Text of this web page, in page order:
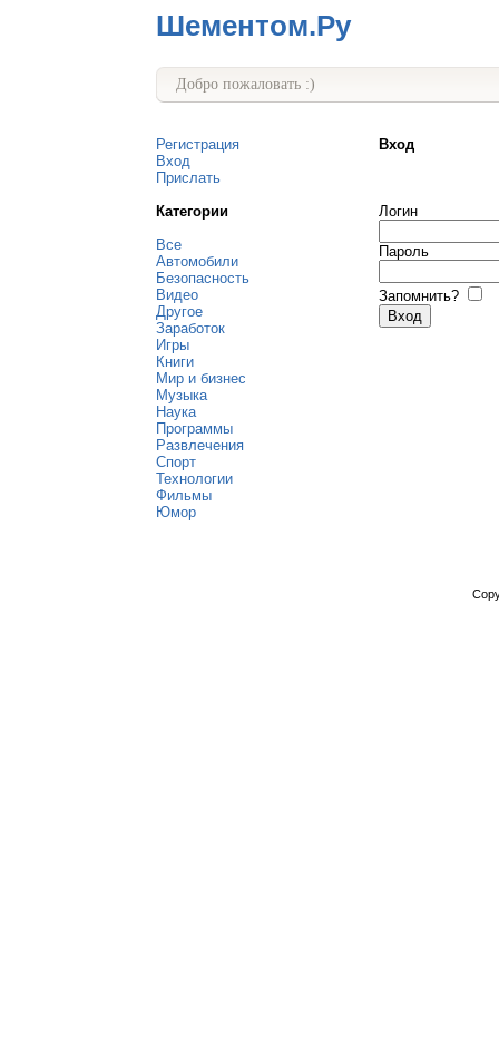
Шементом.Ру
Добро пожаловать :)
Регистрация
Вход
Прислать
Категории
Все
Автомобили
Безопасность
Видео
Другое
Заработок
Игры
Книги
Мир и бизнес
Музыка
Наука
Программы
Развлечения
Спорт
Технологии
Фильмы
Юмор
Вход
Логин
Пароль
Запомнить?